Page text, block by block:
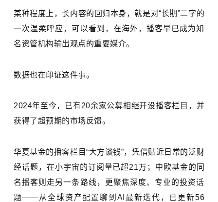
某种程度上，长内容的回归本身，就是对“长期”二字的
一次温柔呼应，可以看到，在海外，播客早已成为知
名资管机构输出观点的重要媒介。
数据也在印证这件事。
2024年至今，已有20余家公募相继开设播客栏目，并
获得了超预期的市场反馈。
华夏基金的播客栏目“大方谈钱”，凭借贴近日常的泛财
经话题，在小宇宙的订阅量已超21万；中欧基金的同
名播客则走另一条路线，更聚焦深度、专业的投资话
题——从全球资产配置聊到AI最新迭代，已更新56